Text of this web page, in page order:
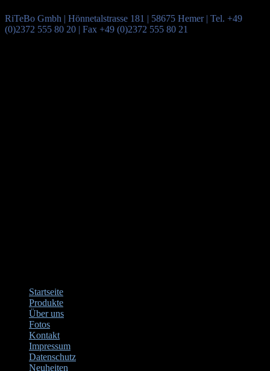
RiTeBo Gmbh | Hönnetalstrasse 181 | 58675 Hemer | Tel. +49
(0)2372 555 80 20 | Fax +49 (0)2372 555 80 21
Startseite
Produkte
Über uns
Fotos
Kontakt
Impressum
Datenschutz
Neuheiten